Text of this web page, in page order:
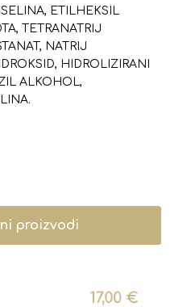
ETILHEKSIL
TETRANATRIJ
NATRIJ
HIDROLIZIRANI
ALKOHOL,
proizvodi
17,00 €